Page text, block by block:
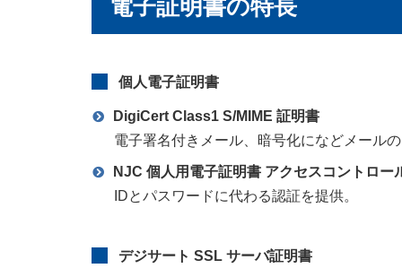
電子証明書の特長
個人電子証明書
DigiCert Class1 S/MIME 証明書
電子署名付きメール、暗号化になどメール
NJC 個人用電子証明書 アクセスコントロー
IDとパスワードに代わる認証を提供。
デジサート SSL サーバ証明書